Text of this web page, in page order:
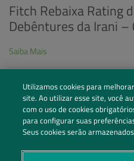
Fitch Rebaixa Rating
Debêntures da Irani
Saiba Mais
«
Utilizamos cookies para
site. Ao utilizar esse site, você
com o uso de cookies
para configurar suas
Seus cookies serão